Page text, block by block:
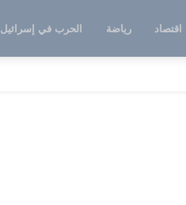
اقتصاد رياضة الحرب في إسرائيل